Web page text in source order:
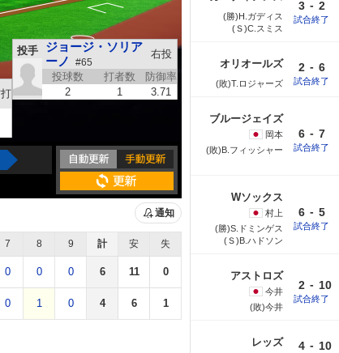
投手
ジョージ・ソリア
ーノ
#65
右投
投球数
打者数
防御率
2
1 3.71
通知
7 8 9 計 安 失
0 0 0 6 11 0
0 1 0 4 6 1
(勝)H.ガディス
(Ｓ)C.スミス
3 - 2
試合終了
オリオールズ
(敗)T.ロジャーズ
2 - 6
試合終了
ブルージェイズ
岡本
(敗)B.フィッシャー
6 - 7
試合終了
Wソックス
村上
(勝)S.ドミンゲス
(Ｓ)B.ハドソン
6 - 5
試合終了
アストロズ
今井
(敗)今井
2 - 10
試合終了
レッズ 4 - 10